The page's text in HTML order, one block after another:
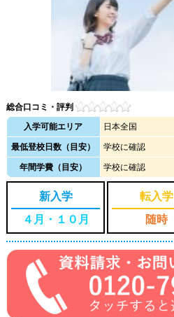
総合口コミ・評判
入学可能エリア
日本全国
最低登校日数（目安） 学校に確認
年間学費（目安） 学校に確認
新入学
４月・１０月
転入学
随時